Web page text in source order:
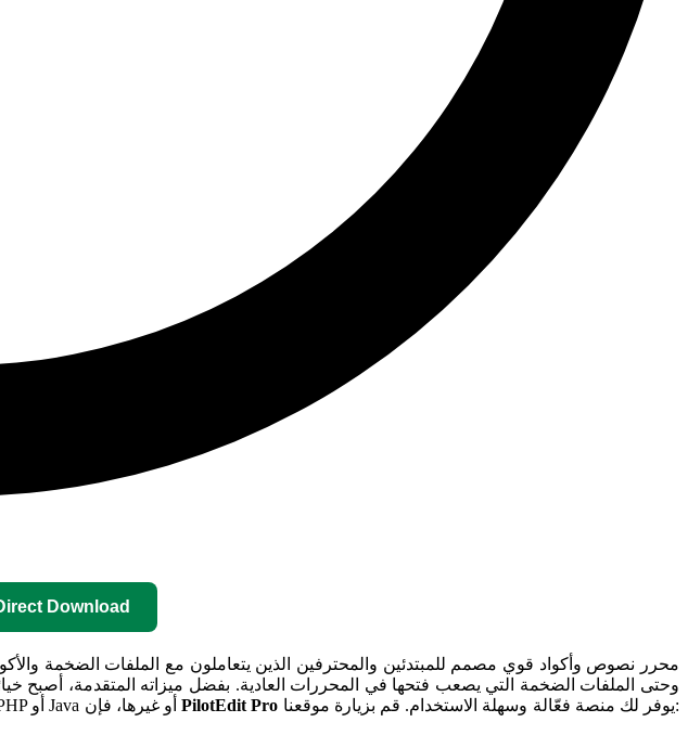
Download
وحتى الملفات الضخمة التي يصعب فتحها في المحررات العادية. بفضل ميزاته المتقدمة، أصبح
البرنامج العديد من لغات البرمجة، مما يجعله أداة متعددة الاستخدامات. سواء كنت تعمل على تحرير HTML أو PHP أو Java أو غيرها، فإنPilotEdit Pro يوفر لك منصة فعّالة وسهلة الاستخدام.قم بزيارة موقعنا: